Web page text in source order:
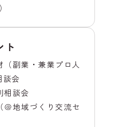
ト
（副業・兼業プロ人
会
相談会
＠地域づくり交流セ